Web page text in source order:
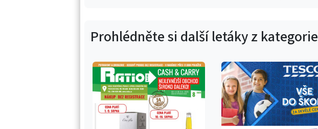
Prohlédněte si další letáky z kategorie